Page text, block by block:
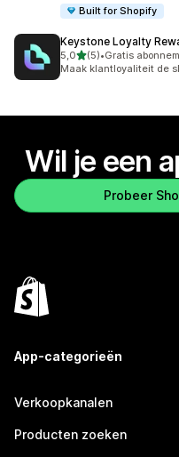
Built for Shopify
Keystone Loyalty
5,0van 5 sterren
(5)
5 recensies in totaal
•Gratis
Maak klantloyaliteit de
Wil je een
Probeer
App-categorieën
Verkoopkanalen
Producten zoeken